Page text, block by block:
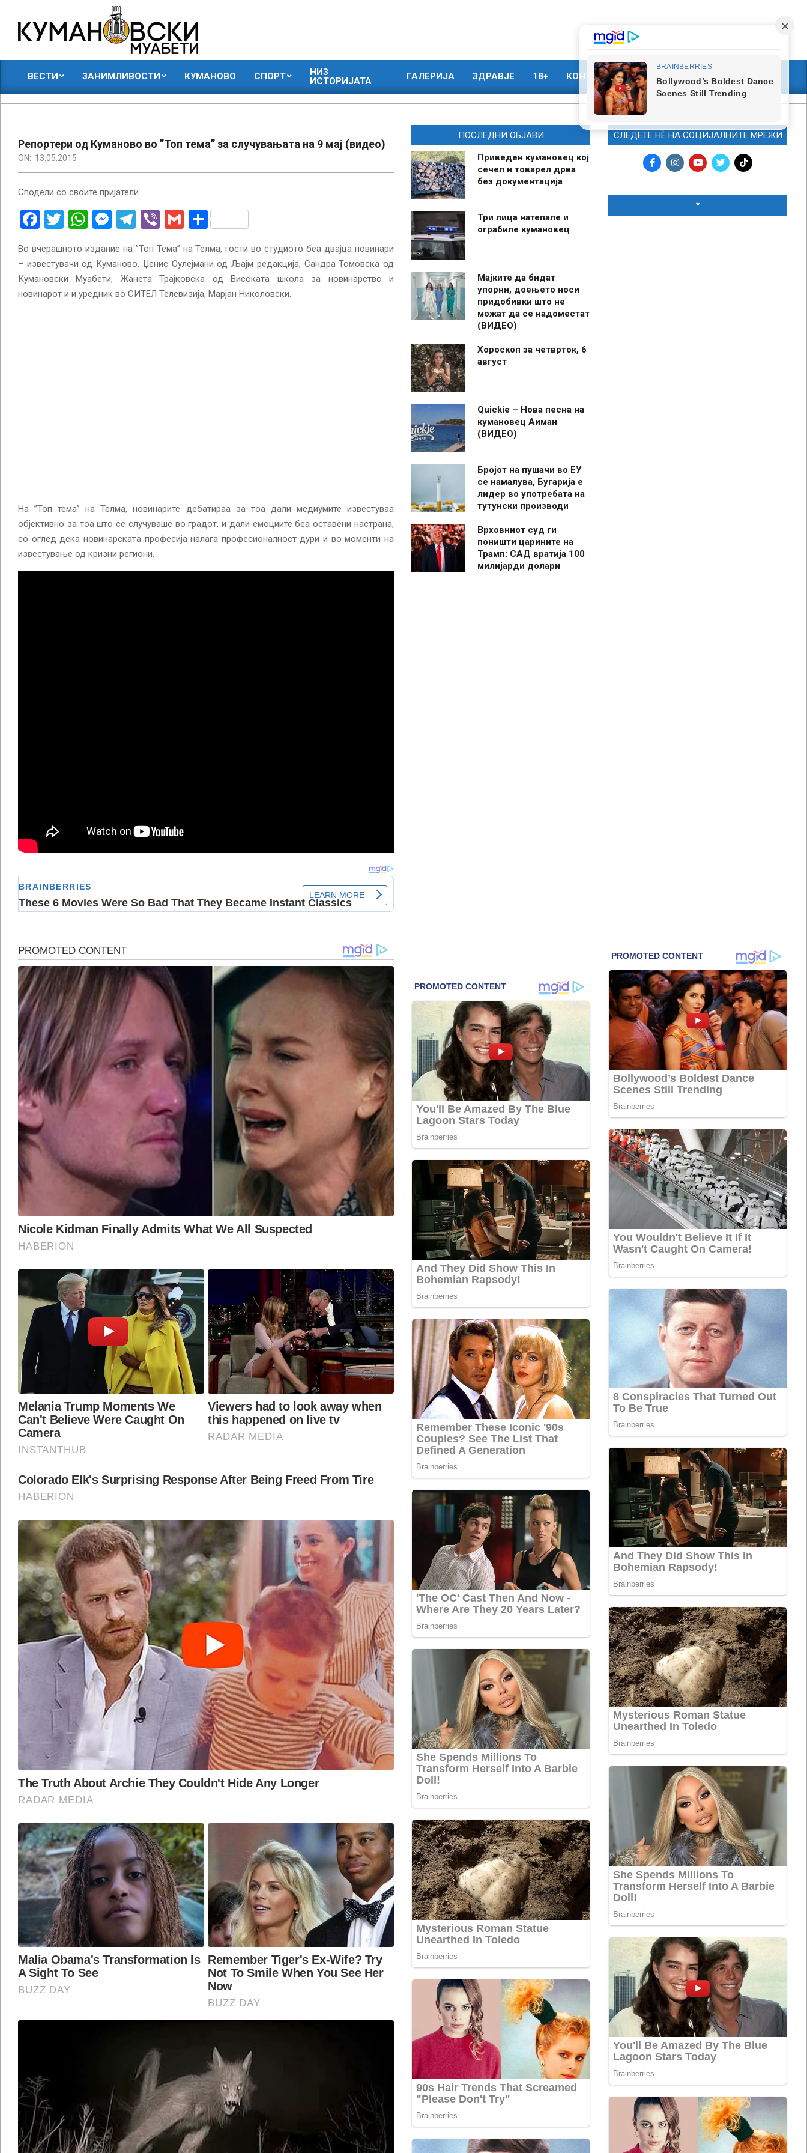
content
КУМАНОВСКИ
МУАБЕТИ
ВЕСТИ ЗАНИМЛИВОСТИ КУМАНОВО СПОРТ
НИЗ
ИСТОРИЈАТА
ГАЛЕРИЈА ЗДРАВЈЕ 18+ КОНТАКТ МАРКЕТИНГ
Репортери од Куманово во ”Топ тема” за случувањата на 9 мај (видео)
ON: 13.05.2015
Сподели со своите пријатели
Facebook
Twitter
WhatsApp
Messenger
Telegram
ViberGmailShare
Во вчерашното издание на ”Топ Тема” на Телма, гости во студиото беа двајца новинари
– известувачи од Куманово, Џенис Сулејмани од Љајм редакција, Сандра Томовска од
Кумановски Муабети, Жанета Трајковска од Високата школа за новинарство и
новинарот и и уредник во СИТЕЛ Телевизија, Марјан Николовски.
На ”Топ тема” на Телма, новинарите дебатираа за тоа дали медиумите известуваа
објективно за тоа што се случуваше во градот, и дали емоциите беа оставени настрана,
со оглед дека новинарската професија налага професионалност дури и во моменти на
известување од кризни региони.
ПОСЛЕДНИ ОБЈАВИ
Приведен кумановец кој
сечел и товарел дрва
без документација
Три лица натепале и
ограбиле кумановец
Мајките да бидат
упорни, доењето носи
придобивки што не
можат да се надоместат
(ВИДЕО)
Хороскоп за четврток, 6
август
Quickie – Нова песна на
кумановец Аиман
(ВИДЕО)
Бројот на пушачи во ЕУ
се намалува, Бугарија е
лидер во употребата на
тутунски производи
Врховниот суд ги
поништи царините на
Трамп: САД вратија 100
милијарди долари
СЛЕДЕТЕ НЀ НА СОЦИЈАЛНИТЕ МРЕЖИ
*